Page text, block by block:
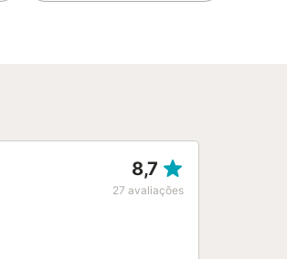
8,7
27 avaliações